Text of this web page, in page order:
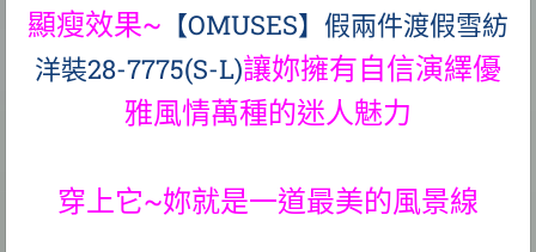
顯瘦效果~ 【OMUSES】假兩件渡假雪紡
洋裝28-7775(S-L)讓妳擁有自信演繹優
雅風情萬種的迷人魅力
穿上它~妳就是一道最美的風景線